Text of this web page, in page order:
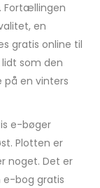
Fortællingen
en
gratis online til
som den
en vinters
e-bøger
Plotten er
noget. Det er
e-bog gratis